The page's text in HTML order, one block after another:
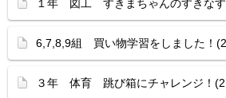
１年 図工 すきまちゃんのすきな
6,7,8,9組 買い物学習をしました！
３年 体育 跳び箱にチャレンジ！